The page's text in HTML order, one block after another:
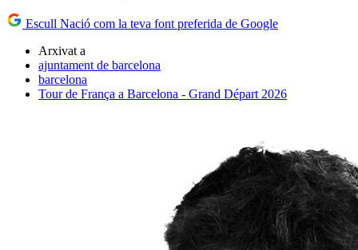
Escull Nació com la teva font preferida de Google
Arxivat a
ajuntament de barcelona
barcelona
Tour de França a Barcelona - Grand Départ 2026